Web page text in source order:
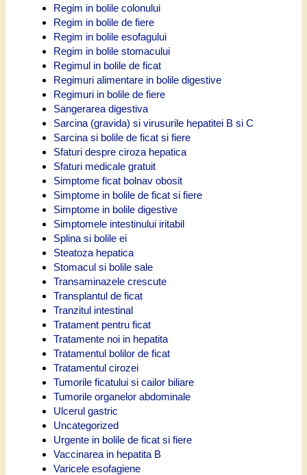
Regim in bolile colonului
Regim in bolile de fiere
Regim in bolile esofagului
Regim in bolile stomacului
Regimul in bolile de ficat
Regimuri alimentare in bolile digestive
Regimuri in bolile de fiere
Sangerarea digestiva
Sarcina (gravida) si virusurile hepatitei B si C
Sarcina si bolile de ficat si fiere
Sfaturi despre ciroza hepatica
Sfaturi medicale gratuit
Simptome ficat bolnav obosit
Simptome in bolile de ficat si fiere
Simptome in bolile digestive
Simptomele intestinului iritabil
Splina si bolile ei
Steatoza hepatica
Stomacul si bolile sale
Transaminazele crescute
Transplantul de ficat
Tranzitul intestinal
Tratament pentru ficat
Tratamente noi in hepatita
Tratamentul bolilor de ficat
Tratamentul cirozei
Tumorile ficatului si cailor biliare
Tumorile organelor abdominale
Ulcerul gastric
Uncategorized
Urgente in bolile de ficat si fiere
Vaccinarea in hepatita B
Varicele esofagiene